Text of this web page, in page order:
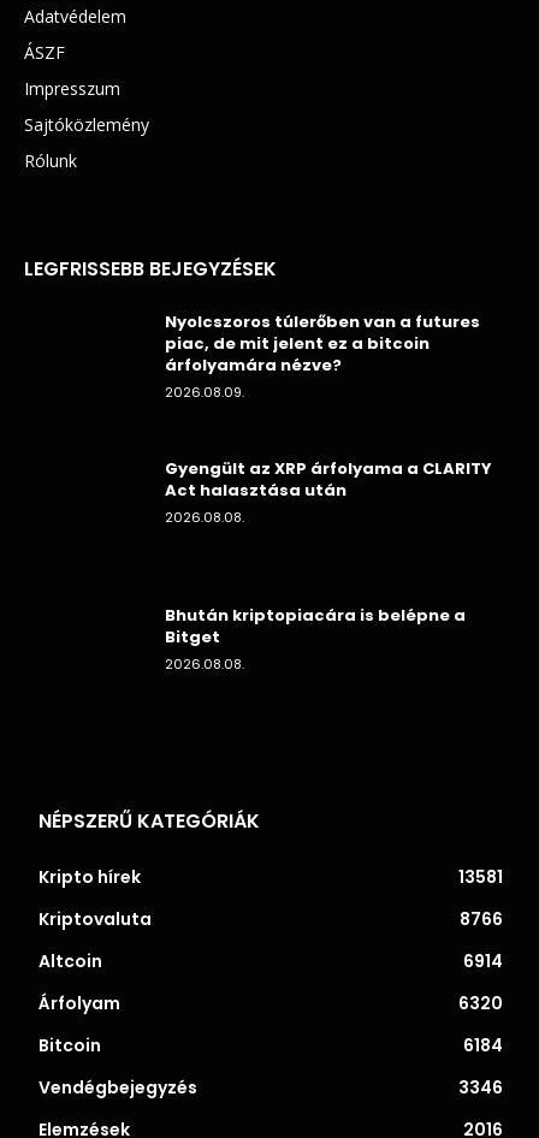
Adatvédelem
ÁSZF
Impresszum
Sajtóközlemény
Rólunk
LEGFRISSEBB BEJEGYZÉSEK
Nyolcszoros túlerőben van a futures
piac, de mit jelent ez a bitcoin
árfolyamára nézve?
2026.08.09.
Gyengült az XRP árfolyama a CLARITY
Act halasztása után
2026.08.08.
Bhután kriptopiacára is belépne a
Bitget
2026.08.08.
NÉPSZERŰ KATEGÓRIÁK
Kripto hírek
13581
Kriptovaluta
8766
Altcoin
6914
Árfolyam
6320
Bitcoin
6184
Vendégbejegyzés
3346
Elemzések
2016